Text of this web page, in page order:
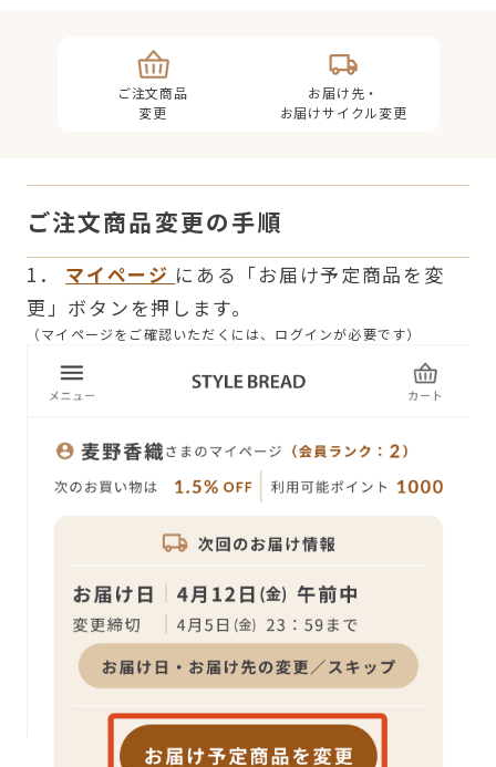
ご注文商品
変更
お届け先・
お届けサイクル変更
ご注文商品変更の手順
1． マイページ にある「お届け予定商品を変
更」ボタンを押します。
（マイページをご確認いただくには、ログインが必要です）